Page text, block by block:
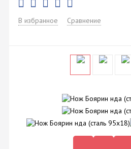
В избранное Сравнение